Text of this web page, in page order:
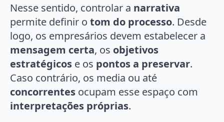
Nesse sentido, controlar a narrativa
permite definir o tom do processo. Desde
logo, os empresários devem estabelecer a
mensagem certa, os objetivos
estratégicos e os pontos a preservar.
Caso contrário, os media ou até
concorrentes ocupam esse espaço com
interpretações próprias.